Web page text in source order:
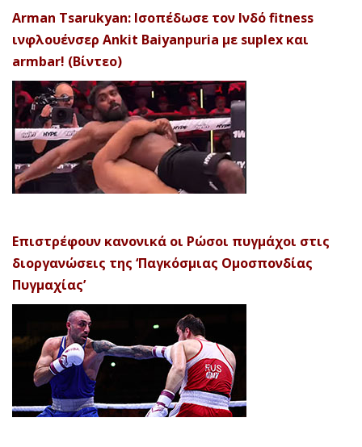
Arman Tsarukyan: Ισοπέδωσε τον Ινδό fitness
ινφλουένσερ Ankit Baiyanpuria με suplex και
armbar! (Βίντεο)
Επιστρέφουν κανονικά οι Ρώσοι πυγμάχοι στις
διοργανώσεις της ‘Παγκόσμιας Ομοσπονδίας
Πυγμαχίας’